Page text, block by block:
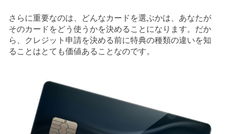
さらに重要なのは、どんなカードを選ぶかは、あなたが
そのカードをどう使うかを決めることになります。だか
ら、クレジット申請を決める前に特典の種類の違いを知
ることはとても価値あることなのです。